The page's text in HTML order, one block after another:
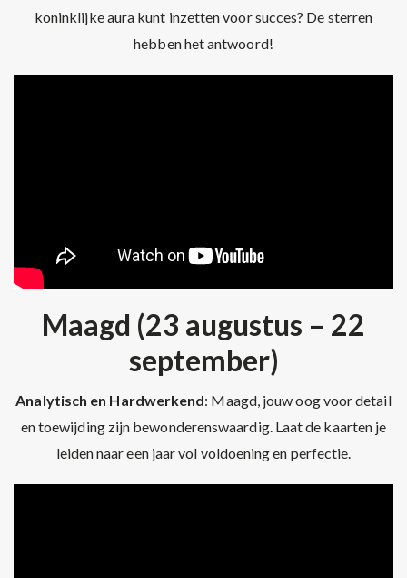
koninklijke aura kunt inzetten voor succes? De sterren
hebben het antwoord!
Maagd (23 augustus – 22
september)
Analytisch en Hardwerkend: Maagd, jouw oog voor detail
en toewijding zijn bewonderenswaardig. Laat de kaarten je
leiden naar een jaar vol voldoening en perfectie.